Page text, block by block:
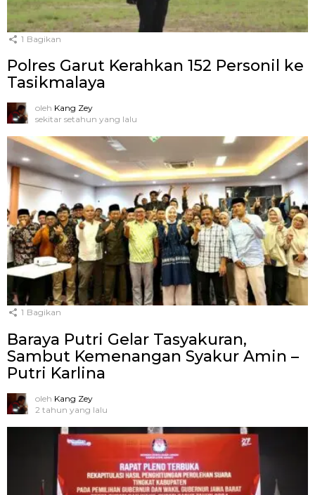
1 Bagikan
Polres Garut Kerahkan 152 Personil ke
Tasikmalaya
oleh Kang Zey
sekitar setahun yang lalu
1 Bagikan
Baraya Putri Gelar Tasyakuran,
Sambut Kemenangan Syakur Amin –
Putri Karlina
oleh Kang Zey
2 tahun yang lalu